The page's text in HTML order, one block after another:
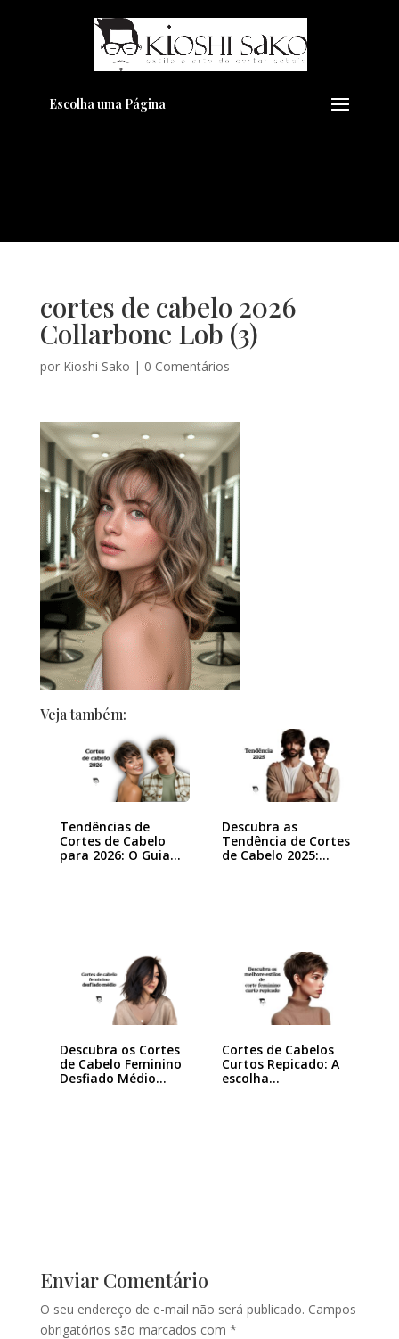
Escolha uma Página
cortes de cabelo 2026
Collarbone Lob (3)
por Kioshi Sako | 0 Comentários
Veja também:
Tendências de
Cortes de Cabelo
para 2026: O Guia…
Descubra as
Tendência de Cortes
de Cabelo 2025:…
Descubra os Cortes
de Cabelo Feminino
Desfiado Médio…
Cortes de Cabelos
Curtos Repicado: A
escolha…
Enviar Comentário
O seu endereço de e-mail não será publicado. Campos
obrigatórios são marcados com *
Pensando em transformar seu
Visual??